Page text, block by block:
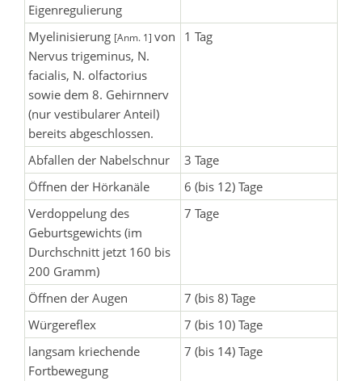
Eigenregulierung
Myelinisierung [Anm. 1] von
Nervus trigeminus, N.
facialis, N. olfactorius
sowie dem 8. Gehirnnerv
(nur vestibularer Anteil)
bereits abgeschlossen.
1 Tag
Abfallen der Nabelschnur
3 Tage
Öffnen der Hörkanäle
6 (bis 12) Tage
Verdoppelung des
Geburtsgewichts (im
Durchschnitt jetzt 160 bis
200 Gramm)
7 Tage
Öffnen der Augen
7 (bis 8) Tage
Würgereflex
7 (bis 10) Tage
langsam kriechende
Fortbewegung
7 (bis 14) Tage